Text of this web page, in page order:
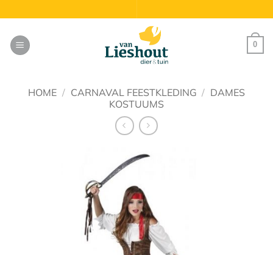
naar
inhoud
0
HOME / CARNAVAL FEESTKLEDING / DAMES
KOSTUUMS